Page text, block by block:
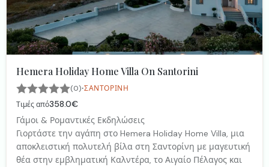
Hemera Holiday Home Villa On Santorini
(0)·ΣΑΝΤΟΡΊΝΗ
Τιμές από358.0€
Γάμοι & Ρομαντικές Εκδηλώσεις
Γιορτάστε την αγάπη στο Hemera Holiday Home Villa, μια
αποκλειστική πολυτελή βίλα στη Σαντορίνη με μαγευτική
θέα στην εμβληματική Καλντέρα, το Αιγαίο Πέλαγος και